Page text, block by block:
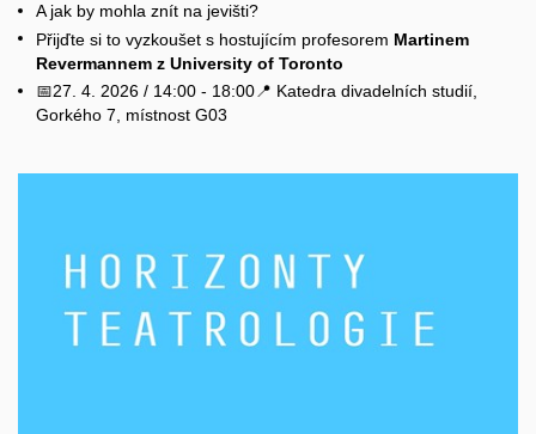
A jak by mohla znít na jevišti?
Přijďte si to vyzkoušet s hostujícím profesorem Martinem
Revermannem z University of Toronto
📅27. 4. 2026 / 14:00 - 18:00📍 Katedra divadelních studií,
Gorkého 7, místnost G03